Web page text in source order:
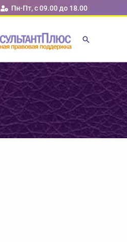
Пн-Пт, с 09.00 до 18.00